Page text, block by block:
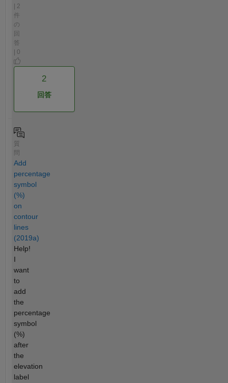
| 2
件
の
回
答
| 0
2
回答
質
Add
percentage
symbol
(%)
on
contour
lines
(2019a)
Help!
I
want
to
add
the
percentage
symbol
(%)
after
the
elevation
label